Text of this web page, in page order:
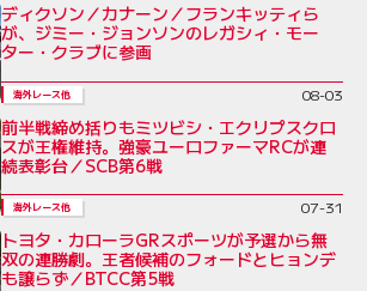
ディクソン／カナーン／フランキッティら
が、ジミー・ジョンソンのレガシィ・モー
ター・クラブに参画
海外レース他 08-03
前半戦締め括りもミツビシ・エクリプスクロ
スが王権維持。強豪ユーロファーマRCが連
続表彰台／SCB第6戦
海外レース他 07-31
トヨタ・カローラGRスポーツが予選から無
双の連勝劇。王者候補のフォードとヒョンデ
も譲らず／BTCC第5戦